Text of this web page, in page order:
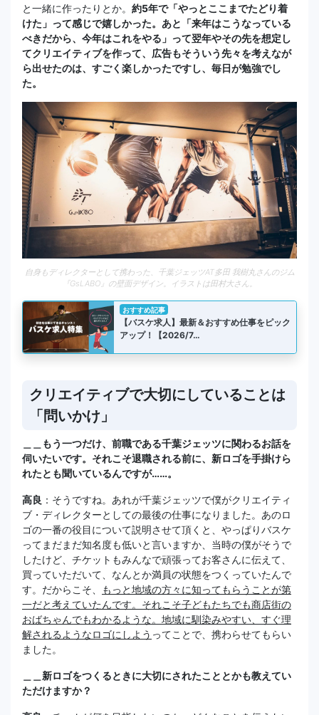
と一緒に作ったりとか。 約5年で「やっとここまでたどり着
けた」って感じで嬉しかった。あと「来年はこうなっている
べきだから、今年はこれをやる」って翌年やその先を想定し
てクリエイティブを作って、広告もそういう先々を考えなが
ら出せたのは、すごく楽しかったですし、毎日が勉強でし
た。
自身もディレクターとして携わった、千葉ジェッツAT多田 我樹丸さんのジム
『GsLABO』の壁面デザイン。イラストは田村大さん。
おすすめ記事
【バスケ求人】最新＆おすすめ仕事をピック
アップ！【2026/7…
クリエイティブで大切にしていることは
「問いかけ」
＿＿もう一つだけ、前職である千葉ジェッツに関わるお話を
伺いたいです。それこそ退職される前に、新ロゴを手掛けら
れたとも聞いているんですが……。
高良 ：そうですね。あれが千葉ジェッツで僕がクリエイティ
ブ・ディレクターとしての最後の仕事になりました。あのロ
ゴの一番の役目について説明させて頂くと、やっぱりバスケ
ってまだまだ知名度も低いと言いますか、当時の僕がそうで
したけど、チケットもみんなで頑張ってお客さんに伝えて、
買っていただいて、なんとか満員の状態をつくっていたんで
す。だからこそ、
もっと地域の方々に知ってもらうことが第
一だと考えていたんです。それこそ子どもたちでも商店街の
おばちゃんでもわかるような。地域に馴染みやすい、すぐ理
解されるようなロゴにしよう ってことで、携わらせてもらい
ました。
＿＿新ロゴをつくるときに大切にされたこととかも教えてい
ただけますか？